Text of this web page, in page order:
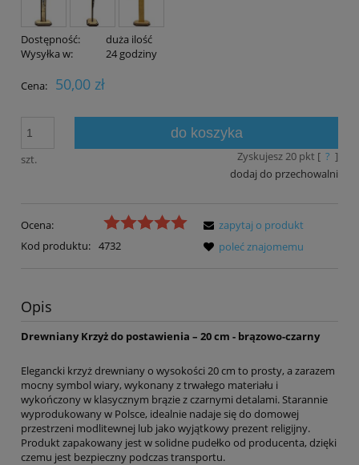
Dostępność:
duża ilość
Wysyłka w:
24 godziny
Cena: 50,00 zł
szt.
do koszyka
Zyskujesz20pkt [ ? ]
dodaj do przechowalni
Ocena:
Kod produktu: 4732
zapytaj o produkt
poleć znajomemu
Opis
Drewniany Krzyż do postawienia – 20 cm - brązowo-czarny
Elegancki krzyż drewniany o wysokości 20 cm to prosty, a zarazem
mocny symbol wiary, wykonany z trwałego materiału i
wykończony w klasycznym brązie z czarnymi detalami. Starannie
wyprodukowany w Polsce, idealnie nadaje się do domowej
przestrzeni modlitewnej lub jako wyjątkowy prezent religijny.
Produkt zapakowany jest w solidne pudełko od producenta, dzięki
czemu jest bezpieczny podczas transportu.